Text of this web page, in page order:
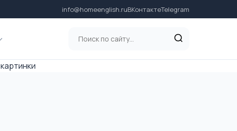
info@homeenglish.ruВКонтактеTelegram